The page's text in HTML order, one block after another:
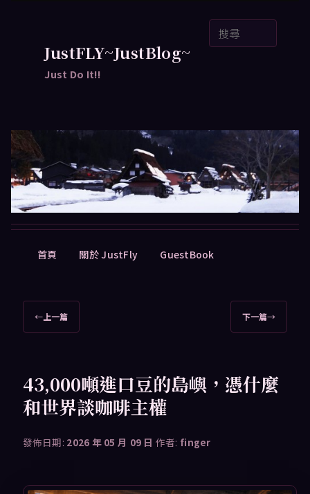
JustFLY~JustBlog~
Just Do It!!
首頁 關於 JustFly GuestBook
章
←上一篇 下一篇→
43,000噸進口豆的島嶼，憑什麼
和世界談咖啡主權
發佈日期: 2026 年 05 月 09 日 作者: finger